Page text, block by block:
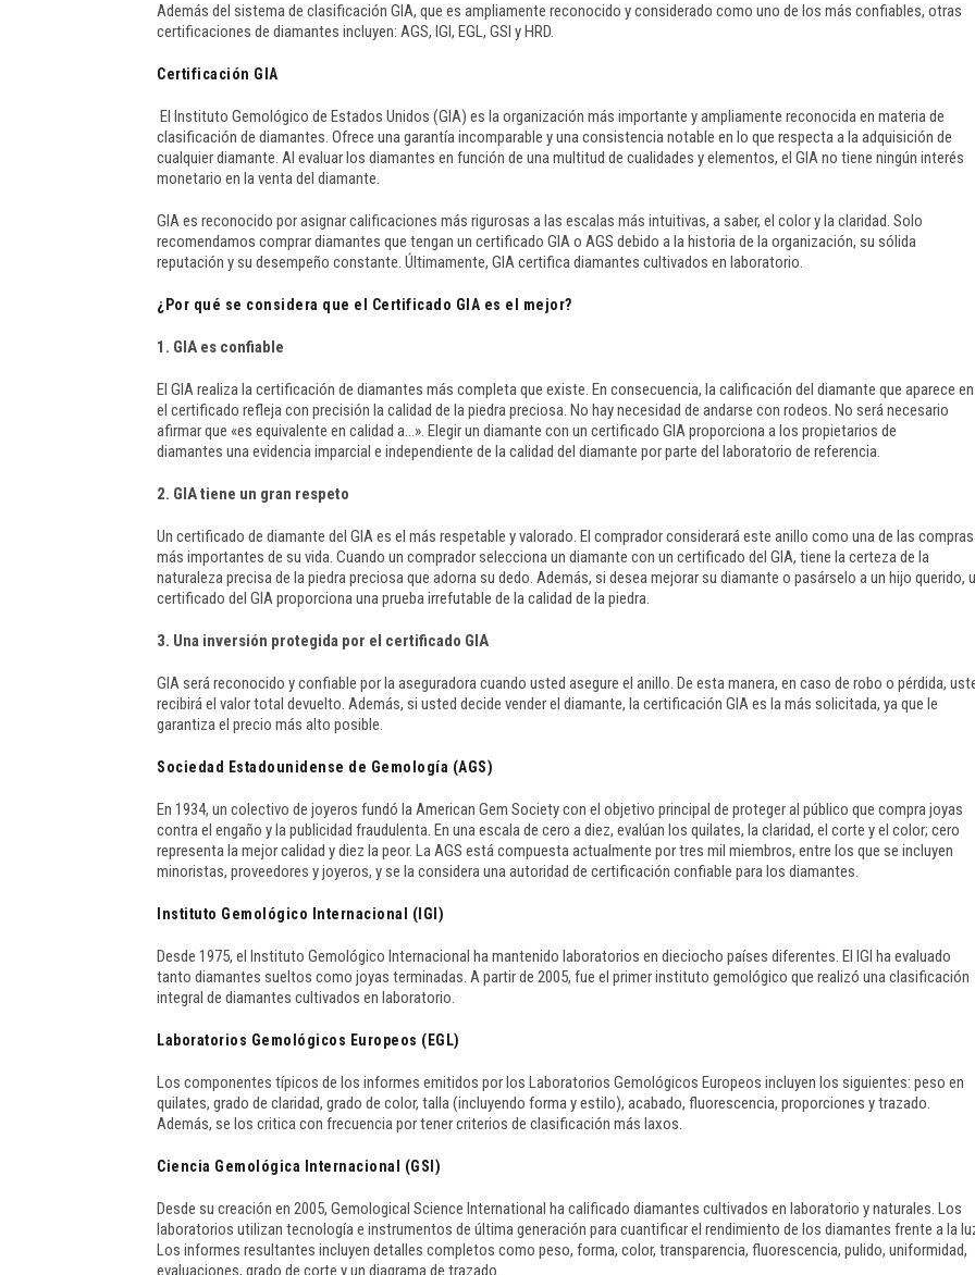
Además del sistema de clasificación GIA, que es ampliamente reconocido y considerado como uno de los más confiables, otras
certificaciones de diamantes incluyen: AGS, IGI, EGL, GSI y HRD.
Certificación GIA
El Instituto Gemológico de Estados Unidos (GIA) es la organización más importante y ampliamente reconocida en materia de
clasificación de diamantes. Ofrece una garantía incomparable y una consistencia notable en lo que respecta a la adquisición de
cualquier diamante. Al evaluar los diamantes en función de una multitud de cualidades y elementos, el GIA no tiene ningún interés
monetario en la venta del diamante.
GIA es reconocido por asignar calificaciones más rigurosas a las escalas más intuitivas, a saber, el color y la claridad. Solo
recomendamos comprar diamantes que tengan un certificado GIA o AGS debido a la historia de la organización, su sólida
reputación y su desempeño constante. Últimamente, GIA certifica diamantes cultivados en laboratorio.
¿Por qué se considera que el Certificado GIA es el mejor?
1. GIA es confiable
El GIA realiza la certificación de diamantes más completa que existe. En consecuencia, la calificación del diamante que aparece en
el certificado refleja con precisión la calidad de la piedra preciosa. No hay necesidad de andarse con rodeos. No será necesario
afirmar que «es equivalente en calidad a…». Elegir un diamante con un certificado GIA proporciona a los propietarios de
diamantes una evidencia imparcial e independiente de la calidad del diamante por parte del laboratorio de referencia.
2. GIA tiene un gran respeto
Un certificado de diamante del GIA es el más respetable y valorado. El comprador considerará este anillo como una de las compras
más importantes de su vida. Cuando un comprador selecciona un diamante con un certificado del GIA, tiene la certeza de la
naturaleza precisa de la piedra preciosa que adorna su dedo. Además, si desea mejorar su diamante o pasárselo a un hijo querido,
certificado del GIA proporciona una prueba irrefutable de la calidad de la piedra.
3. Una inversión protegida por el certificado GIA
GIA será reconocido y confiable por la aseguradora cuando usted asegure el anillo. De esta manera, en caso de robo o pérdida,
recibirá el valor total devuelto. Además, si usted decide vender el diamante, la certificación GIA es la más solicitada, ya que le
garantiza el precio más alto posible.
Sociedad Estadounidense de Gemología (AGS)
En 1934, un colectivo de joyeros fundó la American Gem Society con el objetivo principal de proteger al público que compra joyas
contra el engaño y la publicidad fraudulenta. En una escala de cero a diez, evalúan los quilates, la claridad, el corte y el color; cero
representa la mejor calidad y diez la peor. La AGS está compuesta actualmente por tres mil miembros, entre los que se incluyen
minoristas, proveedores y joyeros, y se la considera una autoridad de certificación confiable para los diamantes.
Instituto Gemológico Internacional (IGI)
Desde 1975, el Instituto Gemológico Internacional ha mantenido laboratorios en dieciocho países diferentes. El IGI ha evaluado
tanto diamantes sueltos como joyas terminadas. A partir de 2005, fue el primer instituto gemológico que realizó una clasificación
integral de diamantes cultivados en laboratorio.
Laboratorios Gemológicos Europeos (EGL)
Los componentes típicos de los informes emitidos por los Laboratorios Gemológicos Europeos incluyen los siguientes: peso en
quilates, grado de claridad, grado de color, talla (incluyendo forma y estilo), acabado, fluorescencia, proporciones y trazado.
Además, se los critica con frecuencia por tener criterios de clasificación más laxos.
Ciencia Gemológica Internacional (GSI)
Desde su creación en 2005, Gemological Science International ha calificado diamantes cultivados en laboratorio y naturales. Los
laboratorios utilizan tecnología e instrumentos de última generación para cuantificar el rendimiento de los diamantes frente a la
Los informes resultantes incluyen detalles completos como peso, forma, color, transparencia, fluorescencia, pulido, uniformidad,
evaluaciones, grado de corte y un diagrama de trazado.